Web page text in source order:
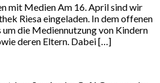
mit Medien Am 16. April sind wir
Riesa eingeladen. In dem offenen
um die Mediennutzung von Kindern
deren Eltern. Dabei […]